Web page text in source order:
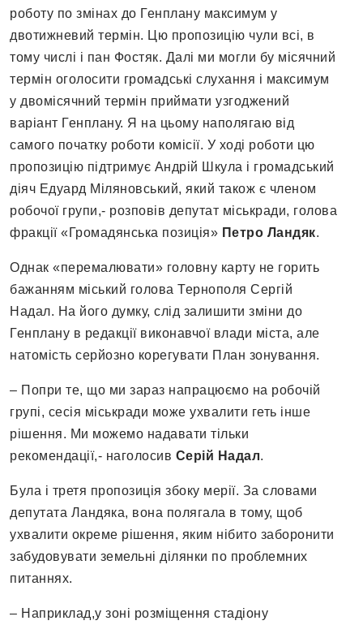
роботу по змінах до Генплану максимум у
двотижневий термін. Цю пропозицію чули всі, в
тому числі і пан Фостяк. Далі ми могли бу місячний
термін оголосити громадські слухання і максимум
у двомісячний термін приймати узгоджений
варіант Генплану. Я на цьому наполягаю від
самого початку роботи комісії. У ході роботи цю
пропозицію підтримує Андрій Шкула і громадський
діяч Едуард Міляновський, який також є членом
робочої групи,- розповів депутат міськради, голова
фракції «Громадянська позиція» Петро Ландяк.
Однак «перемалювати» головну карту не горить
бажанням міський голова Тернополя Сергій
Надал. На його думку, слід залишити зміни до
Генплану в редакції виконавчої влади міста, але
натомість серйозно корегувати План зонування.
– Попри те, що ми зараз напрацюємо на робочій
групі, сесія міськради може ухвалити геть інше
рішення. Ми можемо надавати тільки
рекомендації,- наголосив Серій Надал.
Була і третя пропозиція збоку мерії. За словами
депутата Ландяка, вона полягала в тому, щоб
ухвалити окреме рішення, яким нібито заборонити
забудовувати земельні ділянки по проблемних
питаннях.
– Наприклад,у зоні розміщення стадіону